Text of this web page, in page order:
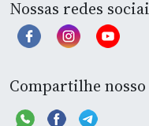
Nossas redes
Compartilhe